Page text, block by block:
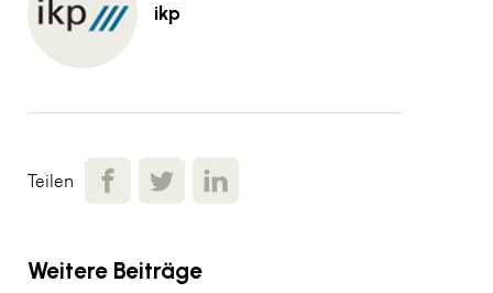
ikp
Teilen
Weitere Beiträge